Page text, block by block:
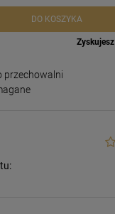
DO KOSZYKA
Zyskujesz
przechowalni